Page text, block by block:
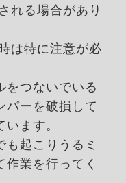
れる場合があり
は特に注意が必
をつないでいる
パーを破損して
ます。
起こりうるミ
業を行ってく